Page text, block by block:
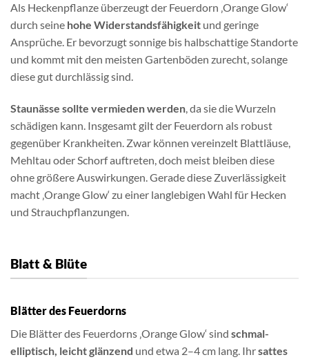
Als Heckenpflanze überzeugt der Feuerdorn ‚Orange Glow‘
durch seine hohe Widerstandsfähigkeit und geringe
Ansprüche. Er bevorzugt sonnige bis halbschattige Standorte
und kommt mit den meisten Gartenböden zurecht, solange
diese gut durchlässig sind.
Staunässe sollte vermieden werden, da sie die Wurzeln
schädigen kann. Insgesamt gilt der Feuerdorn als robust
gegenüber Krankheiten. Zwar können vereinzelt Blattläuse,
Mehltau oder Schorf auftreten, doch meist bleiben diese
ohne größere Auswirkungen. Gerade diese Zuverlässigkeit
macht ‚Orange Glow‘ zu einer langlebigen Wahl für Hecken
und Strauchpflanzungen.
Blatt & Blüte
Blätter des Feuerdorns
Die Blätter des Feuerdorns ‚Orange Glow‘ sind schmal-
elliptisch, leicht glänzend und etwa 2–4 cm lang. Ihrsattes